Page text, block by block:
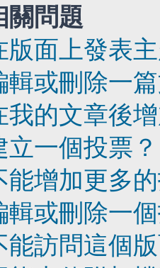
關問題
版面上發表
輯或刪除一
我的文章後
一個投票？
能增加更多
輯或刪除一
能訪問這個